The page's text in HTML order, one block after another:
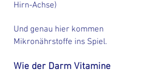
Hirn-Achse)
Und genau hier kommen
Mikronährstoffe ins Spiel.
Wie der Darm Vitamine